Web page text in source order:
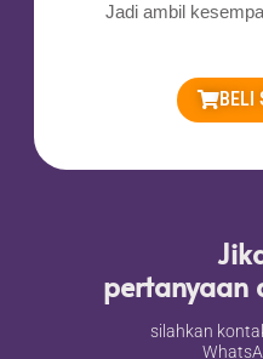
Jadi ambil
BELI
pertanyaan
silahkan